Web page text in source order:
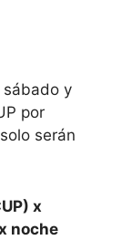
sábado y
por
serán
x
noche